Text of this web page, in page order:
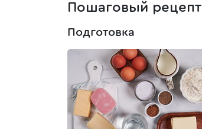
Пошаговый рецепт
Подготовка